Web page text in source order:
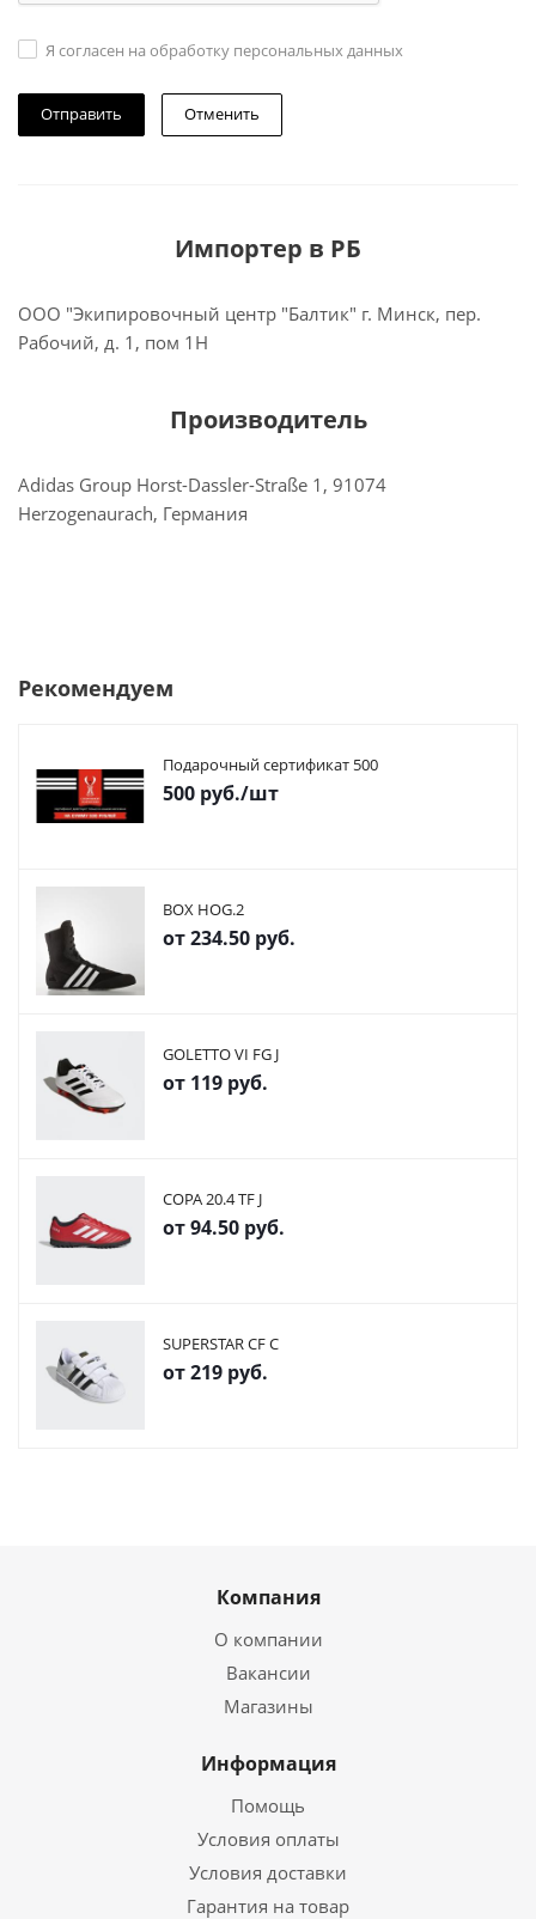
Я согласен на обработку персональных данных
Отменить
Импортер в РБ
ООО "Экипировочный центр "Балтик" г. Минск, пер.
Рабочий, д. 1, пом 1Н
Производитель
Adidas Group Horst-Dassler-Straße 1, 91074
Herzogenaurach, Германия
Рекомендуем
Подарочный сертификат 500
500 руб./шт
BOX HOG.2
от234.50 руб.
GOLETTO VI FG J
от 119 руб.
COPA 20.4 TF J
от94.50 руб.
SUPERSTAR CF C
от219 руб.
Компания
О компании
Вакансии
Магазины
Информация
Помощь
Условия оплаты
Условия доставки
Гарантия на товар